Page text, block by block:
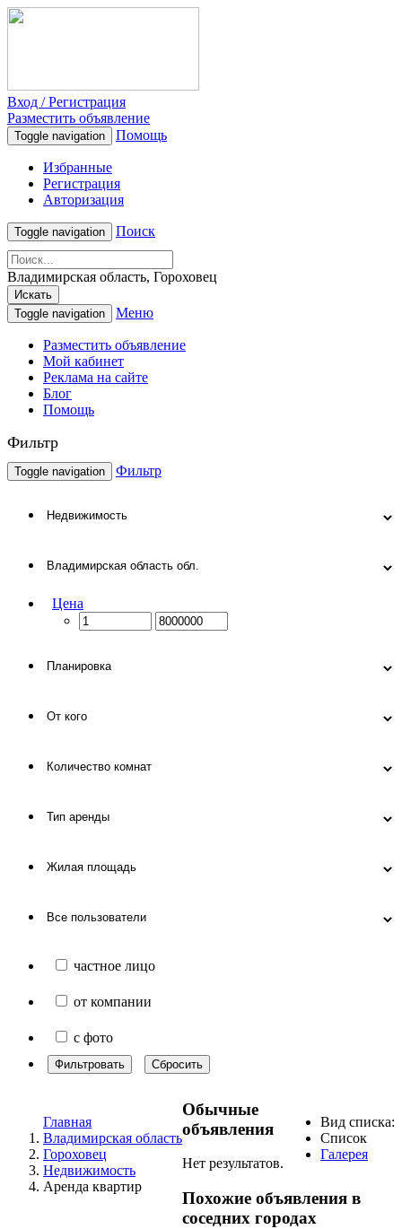
Вход / Регистрация
Разместить объявление
Toggle navigation Помощь
Избранные
Регистрация
Авторизация
Toggle navigation Поиск
Владимирская область, Гороховец
Искать
Toggle navigation
Меню
Разместить объявление
Мой кабинет
Реклама на сайте
Блог
Помощь
Фильтр
Toggle navigation Фильтр
Цена
частное лицо
от компании
с фото
Фильтровать Сбросить
Главная
Владимирская область
Гороховец
Недвижимость
Аренда квартир
Вид списка:
Список
Галерея
Обычные
объявления
Нет результатов.
Похожие объявления в
соседних городах